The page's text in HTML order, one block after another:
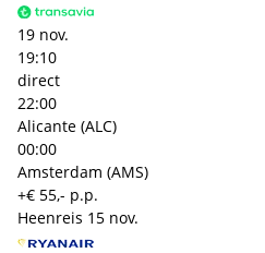
19 nov.
19:10
direct
22:00
Alicante (ALC)
00:00
Amsterdam (AMS)
+€ 55,- p.p.
Heenreis 15 nov.